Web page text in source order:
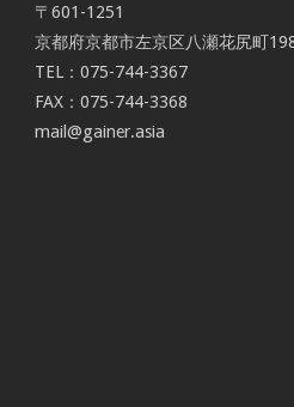
〒601-1251
京都府京都市左京区八瀬花尻町
TEL：075-744-3367
FAX：075-744-3368
mail@gainer.asia